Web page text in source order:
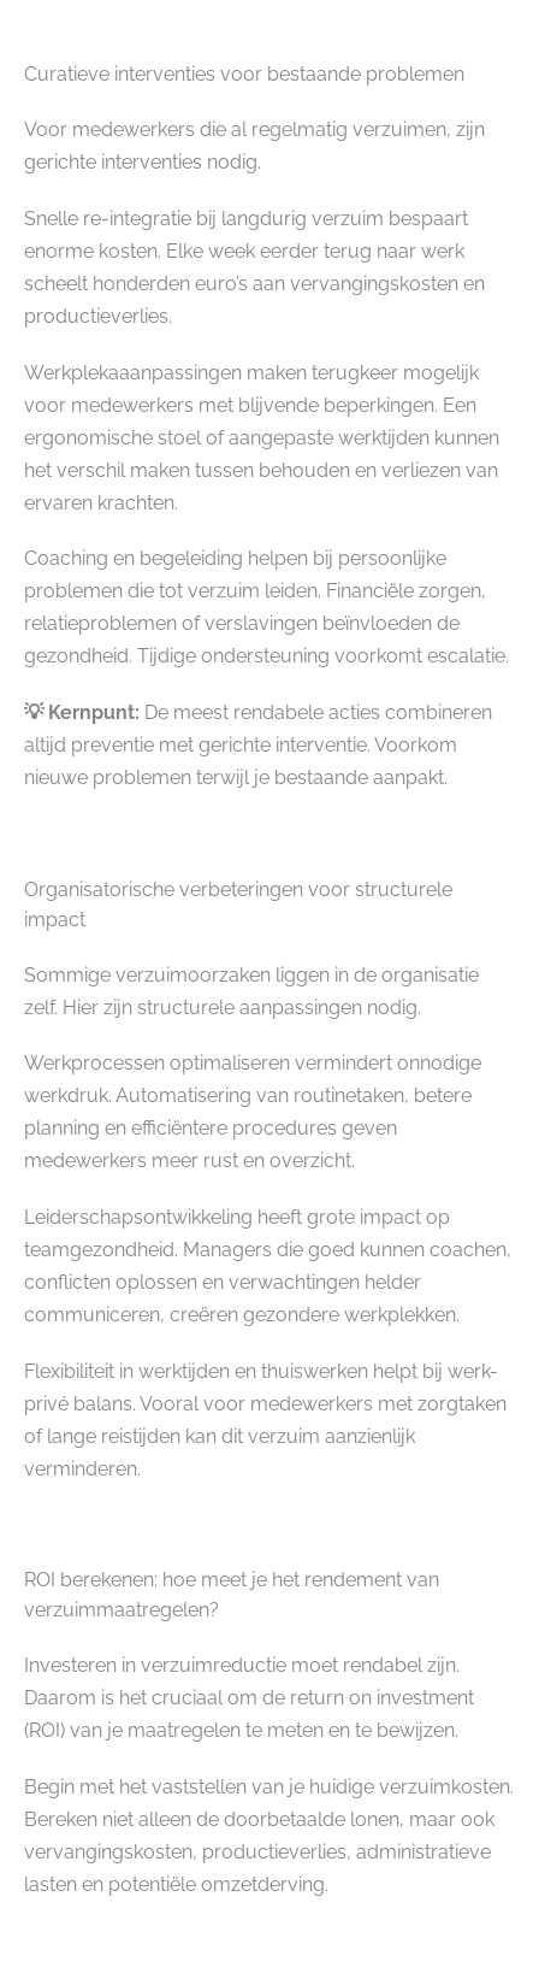
Curatieve interventies voor bestaande problemen
Voor medewerkers die al regelmatig verzuimen, zijn
gerichte interventies nodig.
Snelle re-integratie bij langdurig verzuim bespaart
enorme kosten. Elke week eerder terug naar werk
scheelt honderden euro’s aan vervangingskosten en
productieverlies.
Werkplekaaanpassingen maken terugkeer mogelijk
voor medewerkers met blijvende beperkingen. Een
ergonomische stoel of aangepaste werktijden kunnen
het verschil maken tussen behouden en verliezen van
ervaren krachten.
Coaching en begeleiding helpen bij persoonlijke
problemen die tot verzuim leiden. Financiële zorgen,
relatieproblemen of verslavingen beïnvloeden de
gezondheid. Tijdige ondersteuning voorkomt escalatie.
💡 Kernpunt: De meest rendabele acties combineren
altijd preventie met gerichte interventie. Voorkom
nieuwe problemen terwijl je bestaande aanpakt.
Organisatorische verbeteringen voor structurele
impact
Sommige verzuimoorzaken liggen in de organisatie
zelf. Hier zijn structurele aanpassingen nodig.
Werkprocessen optimaliseren vermindert onnodige
werkdruk. Automatisering van routinetaken, betere
planning en efficiëntere procedures geven
medewerkers meer rust en overzicht.
Leiderschapsontwikkeling heeft grote impact op
teamgezondheid. Managers die goed kunnen coachen,
conflicten oplossen en verwachtingen helder
communiceren, creëren gezondere werkplekken.
Flexibiliteit in werktijden en thuiswerken helpt bij werk-
privé balans. Vooral voor medewerkers met zorgtaken
of lange reistijden kan dit verzuim aanzienlijk
verminderen.
ROI berekenen: hoe meet je het rendement van
verzuimmaatregelen?
Investeren in verzuimreductie moet rendabel zijn.
Daarom is het cruciaal om de return on investment
(ROI) van je maatregelen te meten en te bewijzen.
Begin met het vaststellen van je huidige verzuimkosten.
Bereken niet alleen de doorbetaalde lonen, maar ook
vervangingskosten, productieverlies, administratieve
lasten en potentiële omzetderving.